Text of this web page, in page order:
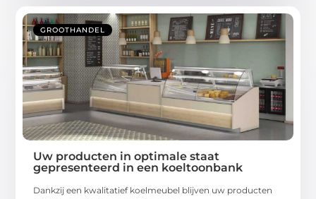
GROOTHANDEL
Uw producten in optimale staat
gepresenteerd in een koeltoonbank
Dankzij een kwalitatief koelmeubel blijven uw producten